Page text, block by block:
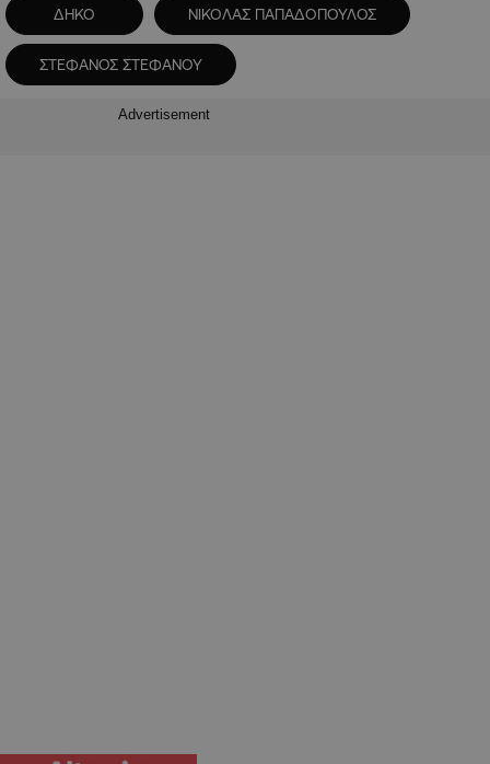
ΔΗΚΟ ΝΙΚΟΛΑΣ ΠΑΠΑΔΟΠΟΥΛΟΣ
ΣΤΕΦΑΝΟΣ ΣΤΕΦΑΝΟΥ
Advertisement